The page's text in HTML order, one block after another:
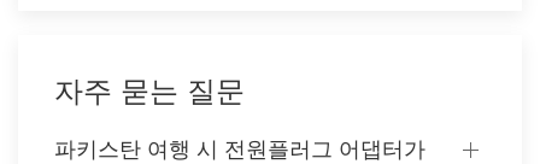
자주 묻는 질문
파키스탄 여행 시 전원플러그 어댑터가